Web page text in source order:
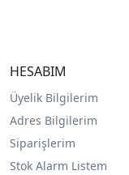
HESABIM
Üyelik Bilgilerim
Adres Bilgilerim
Siparişlerim
Stok Alarm Listem